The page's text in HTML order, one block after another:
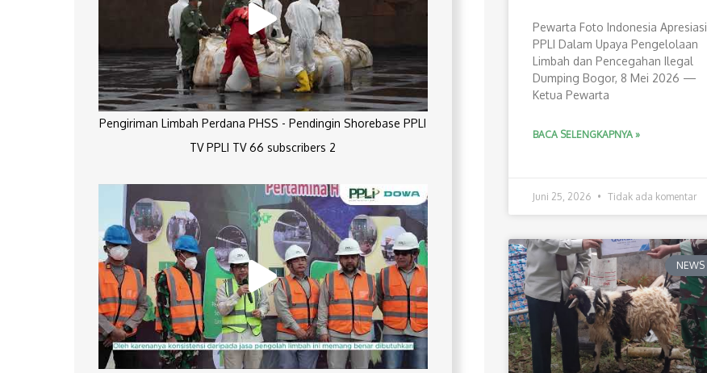
Pengiriman Limbah Perdana PHSS - Pendingin Shorebase PPLI
TV PPLI TV 66 subscribers 2
Pewarta Foto Indonesia Apresiasi
PPLI Dalam Upaya Pengelolaan
Limbah dan Pencegahan Ilegal
Dumping Bogor, 8 Mei 2026 —
Ketua Pewarta
BACA SELENGKAPNYA »
Juni 25, 2026 Tidak ada komentar
NEWS